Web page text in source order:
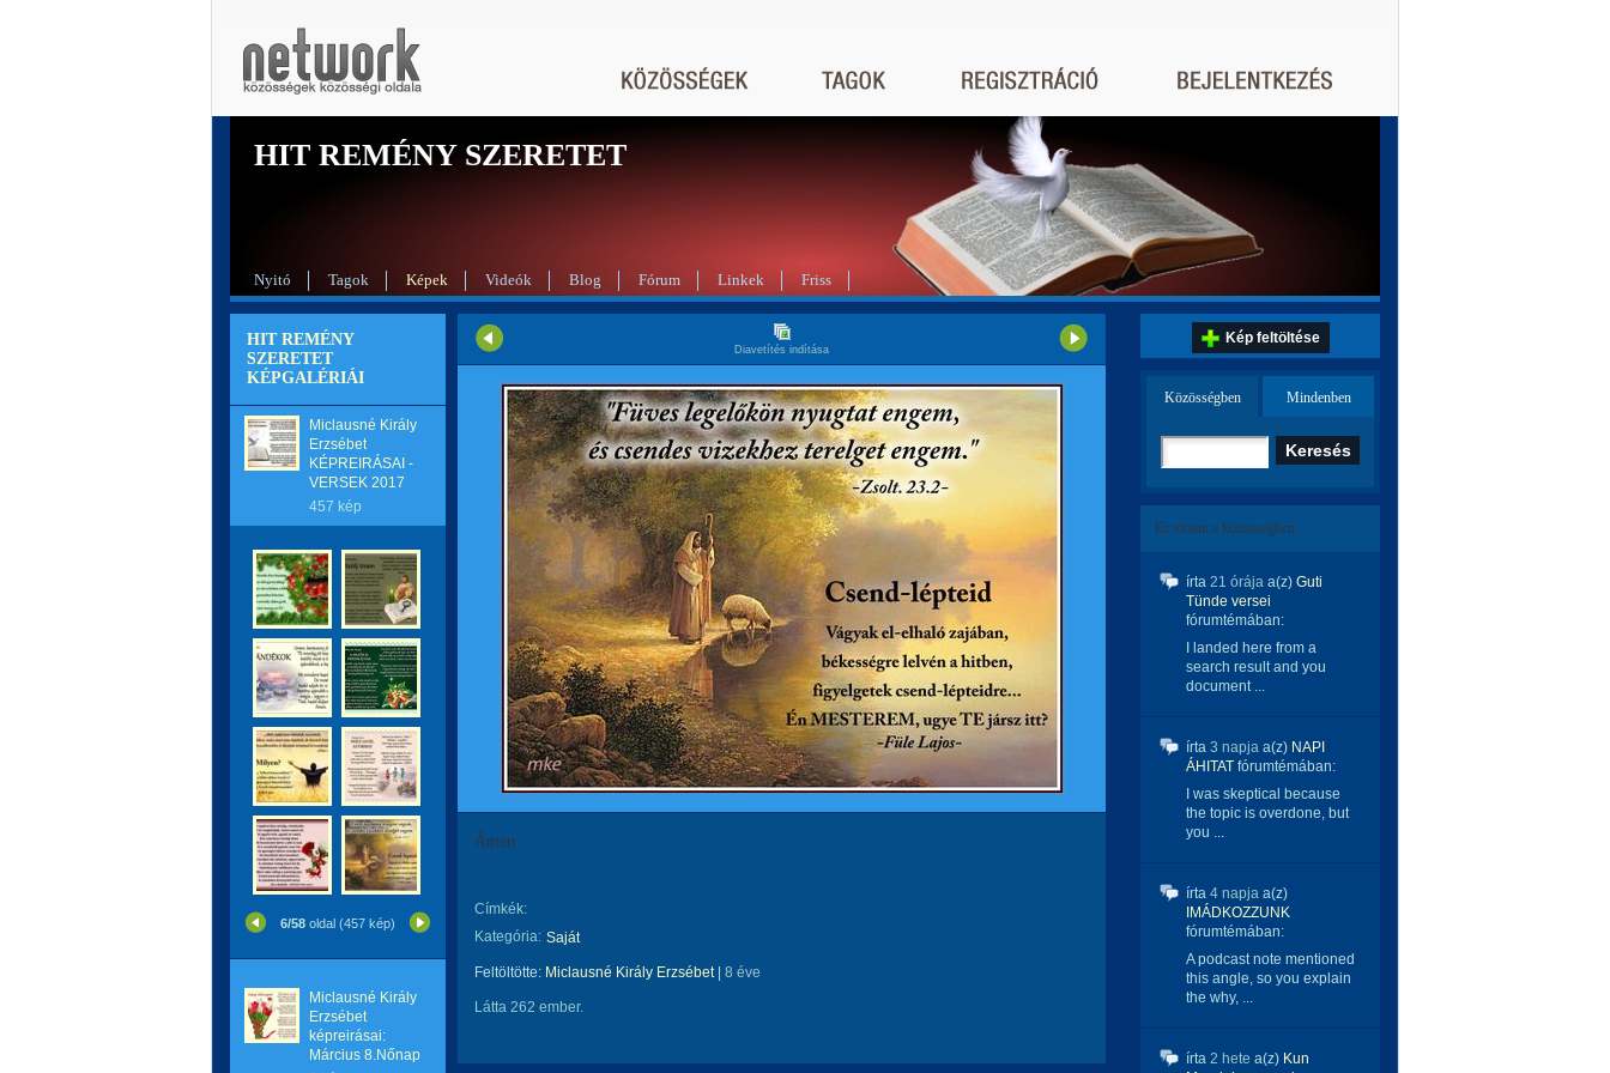
HIT REMÉNY SZERETET
Nyitó Tagok Képek Videók Blog Fórum Linkek Friss
HIT REMÉNY
SZERETET
KÉPGALÉRIÁI
Miclausné Király
Erzsébet
KÉPREIRÁSAI -
VERSEK 2017
457 kép
6/58 oldal (457 kép)
Miclausné Király
Erzsébet
képreirásai:
Március 8.Nőnap
Diavetítés indítása
Ámen
Címkék:
Kategória: Saját
Feltöltötte: Miclausné Király Erzsébet| 8 éve
Látta 262 ember.
Kép feltöltése
Közösségben Mindenben
Ez történt a közösségben:
írta 21 órája a(z) Guti
Tünde versei
fórumtémában:
I landed here from a
search result and you
document ...
írta 3 napja a(z) NAPI
ÁHITAT fórumtémában:
I was skeptical because
the topic is overdone, but
you ...
írta 4 napja a(z)
IMÁDKOZZUNK
fórumtémában:
A podcast note mentioned
this angle, so you explain
the why, ...
írta 2 hete a(z) Kun